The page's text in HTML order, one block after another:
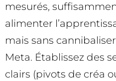
mesurés,
alimenter
mais sans
Meta. Établissez des
clairs (pivots de créa